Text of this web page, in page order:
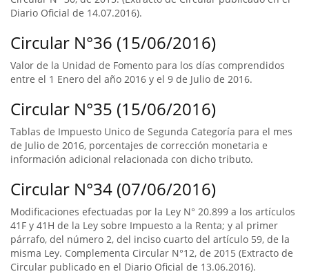
Diario Oficial de 14.07.2016).
Circular N°36 (15/06/2016)
Valor de la Unidad de Fomento para los días comprendidos
entre el 1 Enero del año 2016 y el 9 de Julio de 2016.
Circular N°35 (15/06/2016)
Tablas de Impuesto Unico de Segunda Categoría para el mes
de Julio de 2016, porcentajes de corrección monetaria e
información adicional relacionada con dicho tributo.
Circular N°34 (07/06/2016)
Modificaciones efectuadas por la Ley N° 20.899 a los artículos
41F y 41H de la Ley sobre Impuesto a la Renta; y al primer
párrafo, del número 2, del inciso cuarto del artículo 59, de la
misma Ley. Complementa Circular N°12, de 2015 (Extracto de
Circular publicado en el Diario Oficial de 13.06.2016).